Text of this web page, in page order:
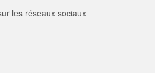
les réseaux sociaux